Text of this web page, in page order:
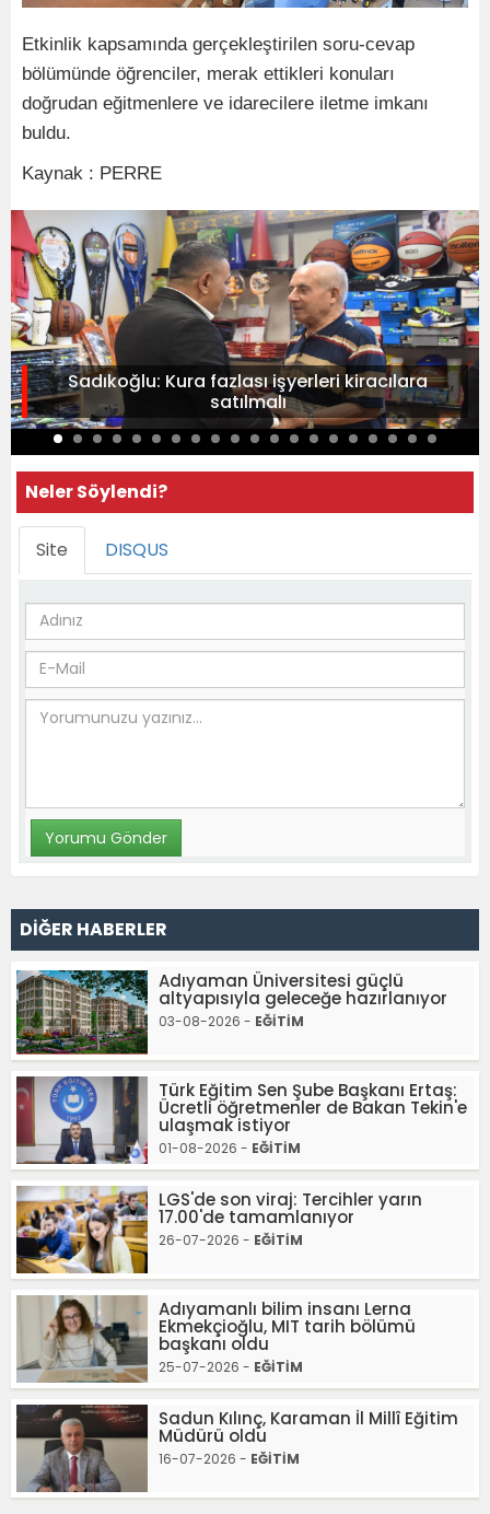
Etkinlik kapsamında gerçekleştirilen soru-cevap
bölümünde öğrenciler, merak ettikleri konuları
doğrudan eğitmenlere ve idarecilere iletme imkanı
buldu.
Kaynak : PERRE
Sadıkoğlu: Kura fazlası işyerleri kiracılara
satılmalı
Neler Söylendi?
Site DISQUS
DİĞER HABERLER
Adıyaman Üniversitesi güçlü
altyapısıyla geleceğe hazırlanıyor
03-08-2026 - EĞİTİM
Türk Eğitim Sen Şube Başkanı Ertaş:
Ücretli öğretmenler de Bakan Tekin'e
ulaşmak istiyor
01-08-2026 - EĞİTİM
LGS'de son viraj: Tercihler yarın
17.00'de tamamlanıyor
26-07-2026 - EĞİTİM
Adıyamanlı bilim insanı Lerna
Ekmekçioğlu, MIT tarih bölümü
başkanı oldu
25-07-2026 - EĞİTİM
Sadun Kılınç, Karaman İl Millî Eğitim
Müdürü oldu
16-07-2026 - EĞİTİM